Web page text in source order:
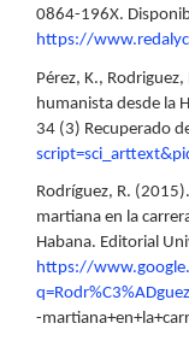
0864-196X.
https://
Pérez, K.,
humanista desde la
34 (3) Recuperado
Rodríguez, R.
martiana en la
Habana. Editorial
https://
-